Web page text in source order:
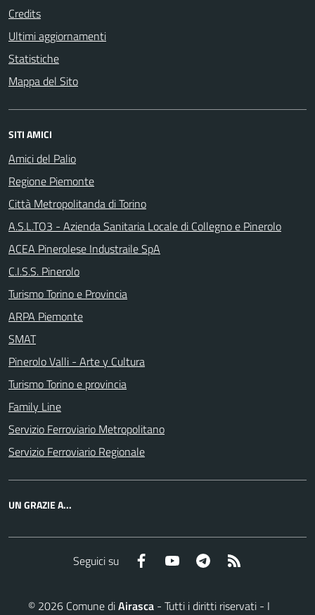
Credits
Ultimi aggiornamenti
Statistiche
Mappa del Sito
SITI AMICI
Amici del Palio
Regione Piemonte
Città Metropolitanda di Torino
A.S.L.TO3 - Azienda Sanitaria Locale di Collegno e Pinerolo
ACEA Pinerolese Industraile SpA
C.I.S.S. Pinerolo
Turismo Torino e Provincia
ARPA Piemonte
SMAT
Pinerolo Valli - Arte y Cultura
Turismo Torino e provincia
Family Line
Servizio Ferroviario Metropolitano
Servizio Ferroviario Regionale
UN GRAZIE A...
Seguici su Facebook YouTube Telegram
© 2026 Comune diAirasca - Tutti i diritti riservati - I